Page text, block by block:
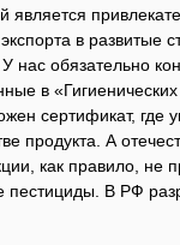
является
в развитые
нас обязательно
в
сертификат, где
продукта. А
как правило, не
пестициды. В РФ